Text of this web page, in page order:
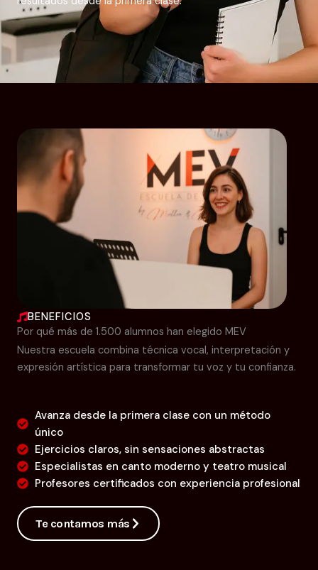
BENEFICIOS
Por qué más de 1.500 alumnos han elegido MEV
Nuestra escuela combina técnica vocal, interpretación y
expresión artística para transformar tu voz y tu confianza.
Avanza desde la primera clase con un método
único
Ejercicios claros, sin sensaciones abstractas
Especialistas en canto moderno y teatro musical
Profesores certificados con experiencia profesional
Te contamos más